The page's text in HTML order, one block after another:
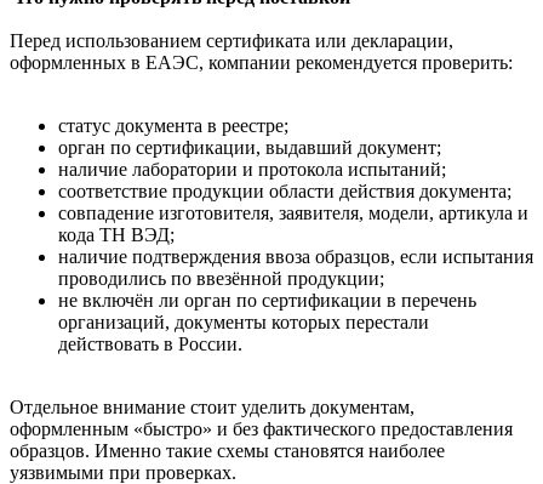
Перед использованием сертификата или декларации,
оформленных в ЕАЭС, компании рекомендуется проверить:
статус документа в реестре;
орган по сертификации, выдавший документ;
наличие лаборатории и протокола испытаний;
соответствие продукции области действия документа;
совпадение изготовителя, заявителя, модели, артикула и
кода ТН ВЭД;
наличие подтверждения ввоза образцов, если испытания
проводились по ввезённой продукции;
не включён ли орган по сертификации в перечень
организаций, документы которых перестали
действовать в России.
Отдельное внимание стоит уделить документам,
оформленным «быстро» и без фактического предоставления
образцов. Именно такие схемы становятся наиболее
уязвимыми при проверках.